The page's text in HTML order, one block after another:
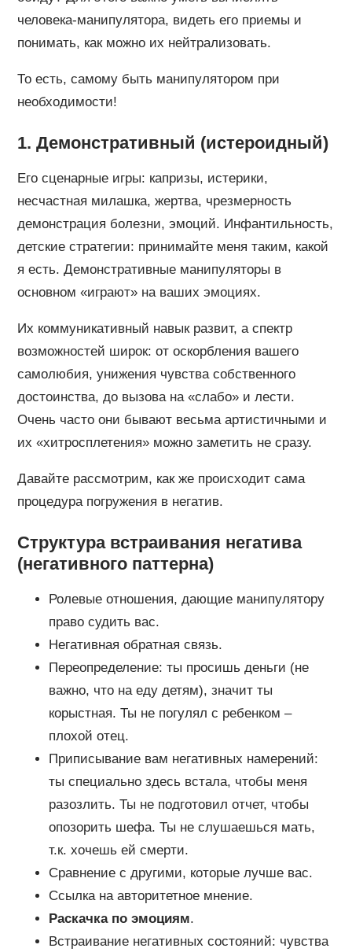
человека-манипулятора, видеть его приемы и
понимать, как можно их нейтрализовать.
То есть, самому быть манипулятором при
необходимости!
1. Демонстративный (истероидный)
Его сценарные игры: капризы, истерики,
несчастная милашка, жертва, чрезмерность
демонстрация болезни, эмоций. Инфантильность,
детские стратегии: принимайте меня таким, какой
я есть. Демонстративные манипуляторы в
основном «играют» на ваших эмоциях.
Их коммуникативный навык развит, а спектр
возможностей широк: от оскорбления вашего
самолюбия, унижения чувства собственного
достоинства, до вызова на «слабо» и лести.
Очень часто они бывают весьма артистичными и
их «хитросплетения» можно заметить не сразу.
Давайте рассмотрим, как же происходит сама
процедура погружения в негатив.
Структура встраивания негатива
(негативного паттерна)
Ролевые отношения, дающие манипулятору
право судить вас.
Негативная обратная связь.
Переопределение: ты просишь деньги (не
важно, что на еду детям), значит ты
корыстная. Ты не погулял с ребенком –
плохой отец.
Приписывание вам негативных намерений:
ты специально здесь встала, чтобы меня
разозлить. Ты не подготовил отчет, чтобы
опозорить шефа. Ты не слушаешься мать,
т.к. хочешь ей смерти.
Сравнение с другими, которые лучше вас.
Ссылка на авторитетное мнение.
Раскачка по эмоциям.
Встраивание негативных состояний: чувства